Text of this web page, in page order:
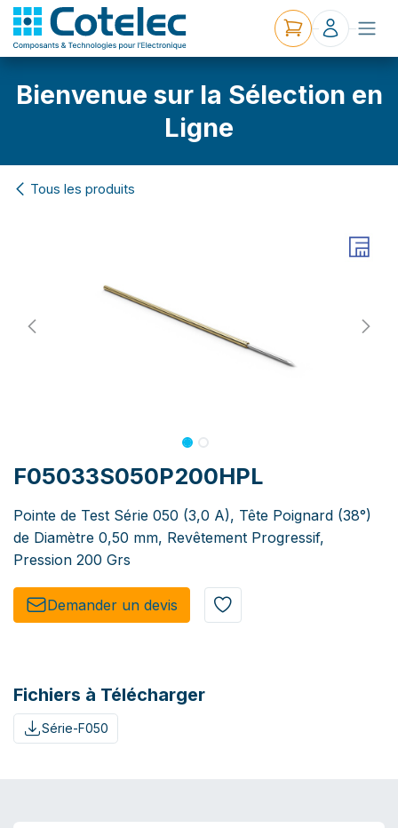
Bienvenue sur la Sélection en
Ligne
Tous les produits
F05033S050P200HPL
Pointe de Test Série 050 (3,0 A), Tête Poignard (38°)
de Diamètre 0,50 mm, Revêtement Progressif,
Pression 200 Grs
Demander un de​​vis​​
Fichiers à Télécharger
Série-F050